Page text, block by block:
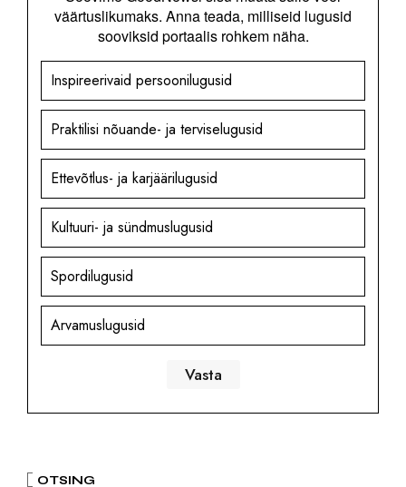
väärtuslikumaks. Anna teada, milliseid lugusid
sooviksid portaalis rohkem näha.
Inspireerivaid persoonilugusid
Praktilisi nõuande- ja terviselugusid
Ettevõtlus- ja karjäärilugusid
Kultuuri- ja sündmuslugusid
Spordilugusid
Arvamuslugusid
OTSING